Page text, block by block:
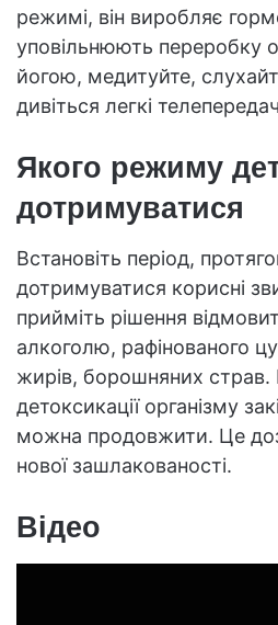
режимі, він виробляє
уповільнюють переробку
йогою, медитуйте,
дивіться легкі
Якого режиму
дотримуватися
Встановіть період,
дотримуватися корисні
прийміть рішення
алкоголю, рафінованого
жирів, борошняних страв.
детоксикації організму
можна продовжити. Це
нової зашлакованості.
Відео